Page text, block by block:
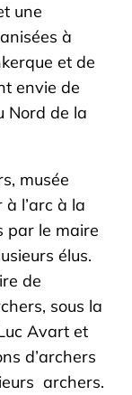
une
à
et de
envie de
Nord de la
musée
l’arc à la
par le maire
élus.
de
sous la
Avart et
d’archers
archers.